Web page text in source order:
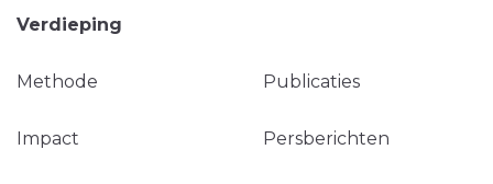
Verdieping
Methode Publicaties
Impact Persberichten